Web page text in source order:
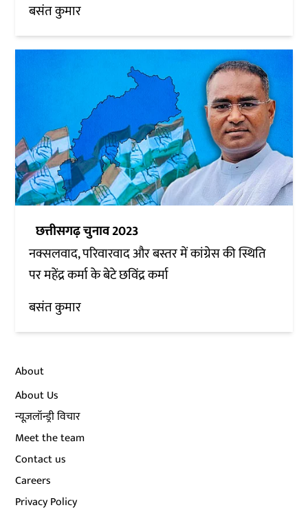
बसंत कुमार
छत्तीसगढ़ चुनाव 2023
नक्सलवाद, परिवारवाद और बस्तर में कांग्रेस की स्थिति
पर महेंद्र कर्मा के बेटे छविंद्र कर्मा
बसंत कुमार
About
About Us
न्यूज़लॉन्ड्री विचार
Meet the team
Contact us
Careers
Privacy Policy